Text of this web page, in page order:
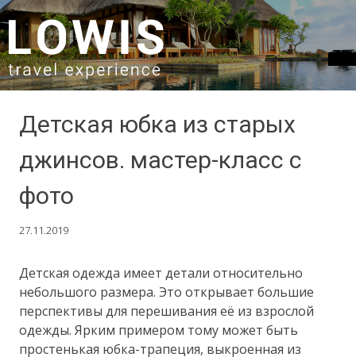
SKIP TO CONTENT
Детская юбка из старых
джинсов. мастер-класс с
фото
27.11.2019
Детская одежда имеет детали относительно
небольшого размера. Это открывает большие
перспективы для перешивания её из взрослой
одежды. Ярким примером тому может быть
простенькая юбка-трапеция, выкроенная из